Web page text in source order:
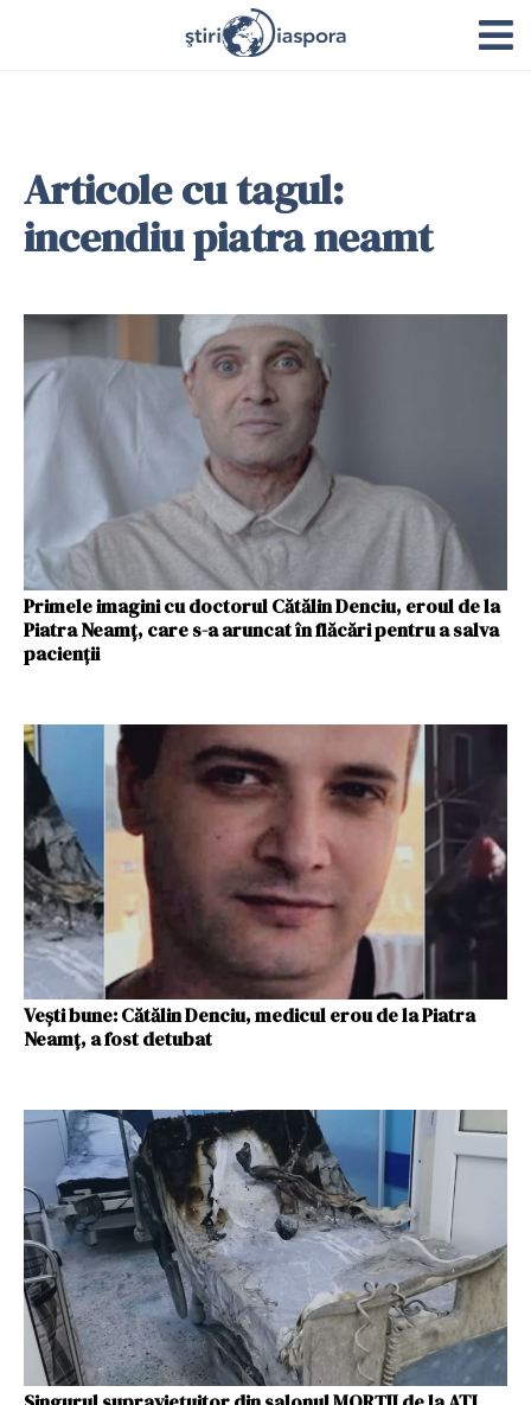
Articole cu tagul:
incendiu piatra neamt
Primele imagini cu doctorul Cătălin Denciu, eroul de la
Piatra Neamț, care s-a aruncat în flăcări pentru a salva
pacienții
Vești bune: Cătălin Denciu, medicul erou de la Piatra
Neamț, a fost detubat